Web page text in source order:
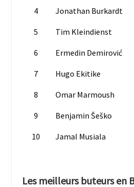
4 Jonathan Burkardt
5 Tim Kleindienst
6 Ermedin Demirović
7 Hugo Ekitike
8 Omar Marmoush
9 Benjamin Šeško
10 Jamal Musiala
Les meilleurs buteurs en